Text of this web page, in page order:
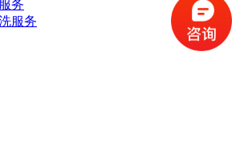
务
服务